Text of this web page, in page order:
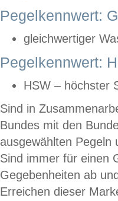
Pegelkennwert:
gleichwertiger
Pegelkennwert:
HSW – höchster
Sind in
Bundes mit den
ausgewählten
Sind immer für einen
Gegebenheiten ab
Erreichen dieser